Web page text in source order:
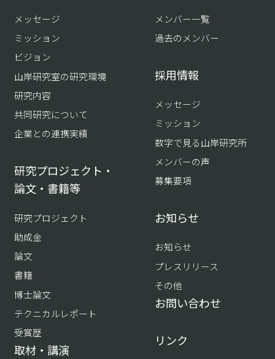
メッセージ
ミッション
ビジョン
山岸研究室の研究環境
研究内容
共同研究について
企業との連携実績
研究プロジェクト・
論文・書籍等
研究プロジェクト
助成金
論文
書籍
博士論文
テクニカルレポート
受賞歴
取材・講演
メンバー一覧
過去のメンバー
採用情報
メッセージ
ミッション
数字で見る山岸研究所
メンバーの声
募集要項
お知らせ
お知らせ
プレスリリース
その他
お問い合わせ
リンク